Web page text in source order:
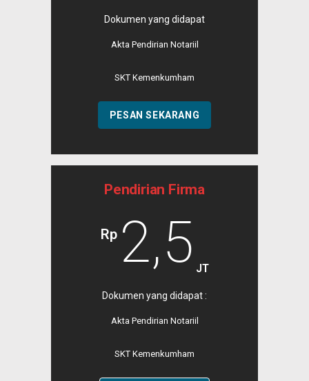
Dokumen yang didapat
Akta Pendirian Notariil
SKT Kemenkumham
PESAN SEKARANG
Pendirian Firma
Rp 2,5 JT
Dokumen yang didapat :
Akta Pendirian Notariil
SKT Kemenkumham